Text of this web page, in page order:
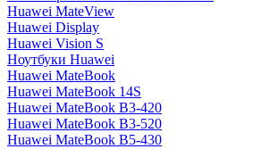
Huawei MateView
Huawei Display
Huawei Vision S
Ноутбуки Huawei
Huawei MateBook
Huawei MateBook 14S
Huawei MateBook B3-420
Huawei MateBook B3-520
Huawei MateBook B5-430